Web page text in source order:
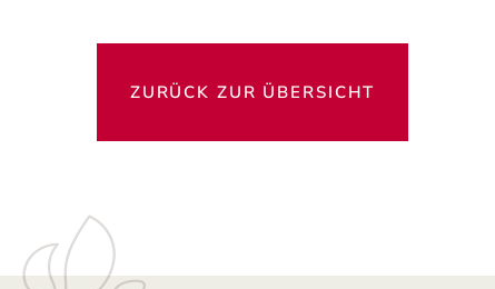
ZURÜCK ZUR ÜBERSICHT